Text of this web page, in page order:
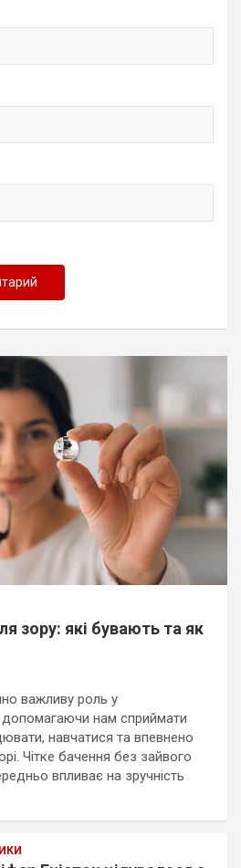
зору: які бувають та як
важливу роль у
нам сприймати
навчатися та впевнено
Чітке бачення без зайвого
впливає на зручність